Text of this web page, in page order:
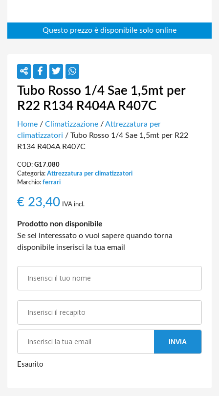
Tubo Rosso 1/4 Sae 1,5mt per
R22 R134 R404A R407C
Home / Climatizzazione /Attrezzatura per
climatizzatori / Tubo Rosso 1/4 Sae 1,5mt per R22
R134 R404A R407C
COD: G17.080
Categoria: Attrezzatura per climatizzatori
Marchio: ferrari
€ 23,40 IVA incl.
Prodotto non disponibile
Se sei interessato o vuoi sapere quando torna
disponibile inserisci la tua email
INVIA
Esaurito